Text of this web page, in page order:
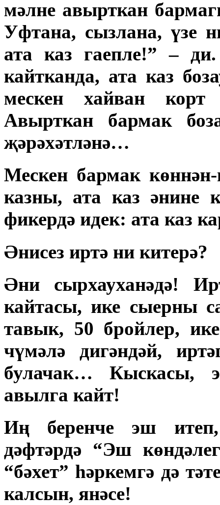
мәлне авырткан
Уфтана, сызлана, үзе
ата каз гаепле!” –
кайтканда, ата каз
мескен хайван корт
Авырткан бармак
җәрәхәтләнә…
Мескен бармак
казны, ата каз әнине
фикердә идек: ата каз
Әнисез иртә ни китерә?
Әни сырхауханәдә!
кайтасы, ике сыерны
тавык, 50 бройлер,
чүмәлә дигәндәй,
булачак… Кыскасы,
авылга кайт!
Иң беренче эш
дәфтәрдә “Эш
“бәхет” һәркемгә дә
калсын, янәсе!